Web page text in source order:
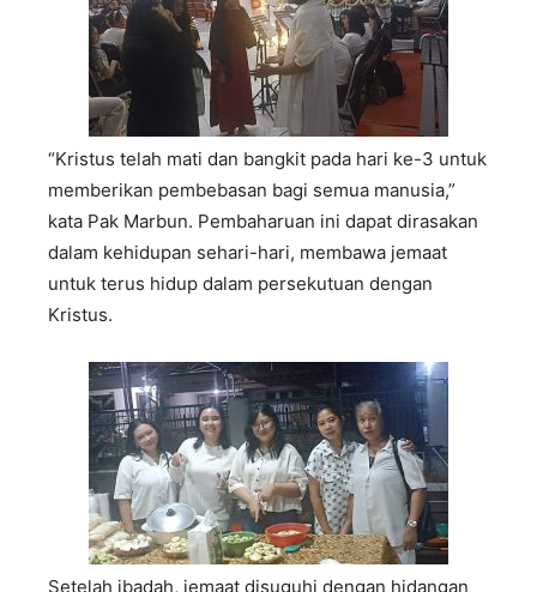
“Kristus telah mati dan bangkit pada hari ke-3 untuk
memberikan pembebasan bagi semua manusia,”
kata Pak Marbun. Pembaharuan ini dapat dirasakan
dalam kehidupan sehari-hari, membawa jemaat
untuk terus hidup dalam persekutuan dengan
Kristus.
Setelah ibadah, jemaat disuguhi dengan hidangan